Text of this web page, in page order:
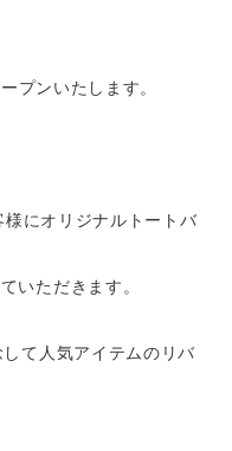
プンいたします。
にオリジナルトートバ
いただきます。
て人気アイテムのリバ